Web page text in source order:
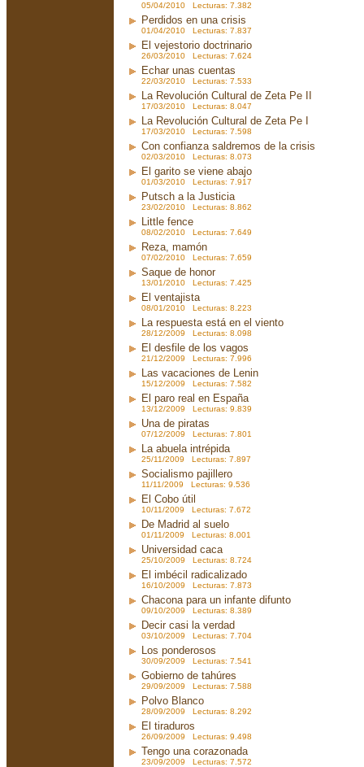
05/04/2010 Lecturas: 7.382
Perdidos en una crisis
01/04/2010 Lecturas: 7.837
El vejestorio doctrinario
26/03/2010 Lecturas: 7.624
Echar unas cuentas
22/03/2010 Lecturas: 7.533
La Revolución Cultural de Zeta Pe II
17/03/2010 Lecturas: 8.047
La Revolución Cultural de Zeta Pe I
17/03/2010 Lecturas: 7.598
Con confianza saldremos de la crisis
02/03/2010 Lecturas: 8.073
El garito se viene abajo
01/03/2010 Lecturas: 7.917
Putsch a la Justicia
23/02/2010 Lecturas: 8.862
Little fence
08/02/2010 Lecturas: 7.649
Reza, mamón
07/02/2010 Lecturas: 7.659
Saque de honor
13/01/2010 Lecturas: 7.425
El ventajista
08/01/2010 Lecturas: 8.223
La respuesta está en el viento
28/12/2009 Lecturas: 8.098
El desfile de los vagos
21/12/2009 Lecturas: 7.996
Las vacaciones de Lenin
15/12/2009 Lecturas: 7.582
El paro real en España
13/12/2009 Lecturas: 9.839
Una de piratas
07/12/2009 Lecturas: 7.801
La abuela intrépida
25/11/2009 Lecturas: 7.897
Socialismo pajillero
11/11/2009 Lecturas: 9.536
El Cobo útil
10/11/2009 Lecturas: 7.672
De Madrid al suelo
01/11/2009 Lecturas: 8.001
Universidad caca
25/10/2009 Lecturas: 8.724
El imbécil radicalizado
16/10/2009 Lecturas: 7.873
Chacona para un infante difunto
09/10/2009 Lecturas: 8.389
Decir casi la verdad
03/10/2009 Lecturas: 7.704
Los ponderosos
30/09/2009 Lecturas: 7.541
Gobierno de tahúres
29/09/2009 Lecturas: 7.588
Polvo Blanco
28/09/2009 Lecturas: 8.292
El tiraduros
26/09/2009 Lecturas: 9.498
Tengo una corazonada
23/09/2009 Lecturas: 7.572